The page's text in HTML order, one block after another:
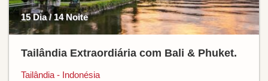
15 Dia / 14 Noite
Tailândia Extraordiária com Bali & Phuket.
Tailândia - Indonésia